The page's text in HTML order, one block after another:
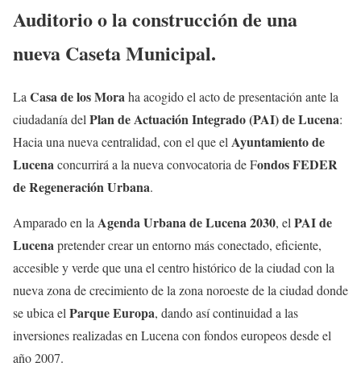
Auditorio o la construcción de una
nueva Caseta Municipal.
LaCasa de los Moraha acogido el acto de presentación ante la
ciudadanía delPlan de Actuación Integrado (PAI) de Lucena:
Hacia una nueva centralidad, con el que elAyuntamiento de
Lucenaconcurrirá a la nueva convocatoria de Fondos FEDER
de Regeneración Urbana.
Amparado en laAgenda Urbana de Lucena 2030, elPAI de
Lucenapretender crear un entorno más conectado, eficiente,
accesible y verde que una el centro histórico de la ciudad con la
nueva zona de crecimiento de la zona noroeste de la ciudad donde
se ubica elParque Europa, dando así continuidad a las
inversiones realizadas en Lucena con fondos europeos desde el
año 2007.